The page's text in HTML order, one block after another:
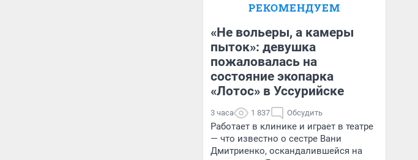
РЕКОМЕНДУЕМ
«Не вольеры, а камеры
пыток»: девушка
пожаловалась на
состояние экопарка
«Лотос» в Уссурийске
3 часа 1 837 Обсудить
Работает в клинике и играет в театре
— что известно о сестре Вани
Дмитриенко, оскандалившейся на